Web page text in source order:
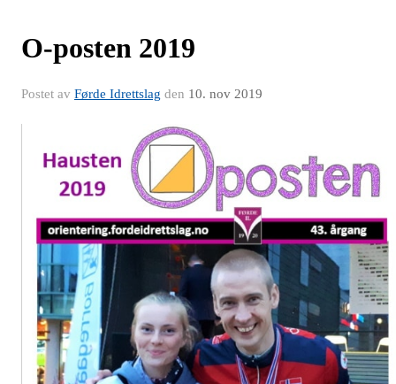
O-posten 2019
Postet av Førde Idrettslag den 10. nov 2019